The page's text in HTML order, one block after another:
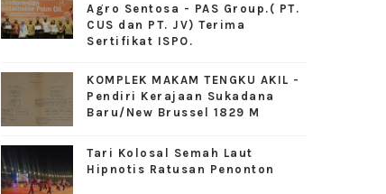
Agro Sentosa - PAS Group.( PT.
CUS dan PT. JV) Terima
Sertifikat ISPO.
KOMPLEK MAKAM TENGKU AKIL -
Pendiri Kerajaan Sukadana
Baru/New Brussel 1829 M
Tari Kolosal Semah Laut
Hipnotis Ratusan Penonton